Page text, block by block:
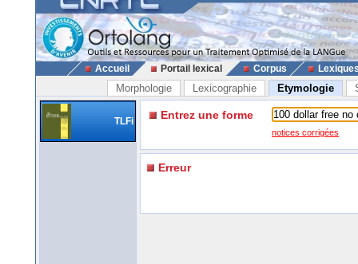
Accueil Portail lexical Corpus
Morphologie Lexicographie Etymologie
TLFi Entrez une forme
notices corrigées
Erreur